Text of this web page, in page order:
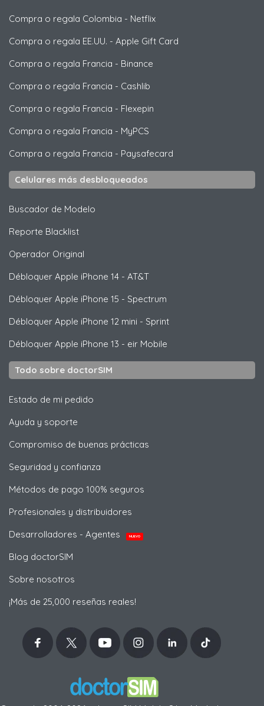
Compra o regala Colombia - Netflix
Compra o regala EE.UU. - Apple Gift Card
Compra o regala Francia - Binance
Compra o regala Francia - Cashlib
Compra o regala Francia - Flexepin
Compra o regala Francia - MyPCS
Compra o regala Francia - Paysafecard
Celulares más desbloqueados
Buscador de Modelo
Reporte Blacklist
Operador Original
Débloquer Apple iPhone 14 - AT&T
Débloquer Apple iPhone 15 - Spectrum
Débloquer Apple iPhone 12 mini - Sprint
Débloquer Apple iPhone 13 - eir Mobile
Todo sobre doctorSIM
Estado de mi pedido
Ayuda y soporte
Compromiso de buenas prácticas
Seguridad y confianza
Métodos de pago 100% seguros
Profesionales y distribuidores
Desarrolladores - Agentes
NUEVO
Blog doctorSIM
Sobre nosotros
¡Más de 25,000 reseñas reales!